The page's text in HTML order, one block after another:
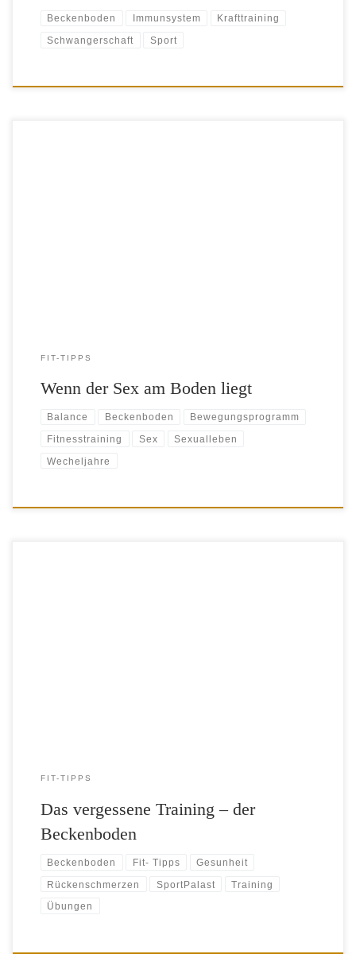
Beckenboden Immunsystem Krafttraining
Schwangerschaft Sport
FIT-TIPPS
Wenn der Sex am Boden liegt
Balance Beckenboden Bewegungsprogramm
Fitnesstraining Sex Sexualleben
Wecheljahre
FIT-TIPPS
Das vergessene Training – der
Beckenboden
Beckenboden Fit- Tipps Gesunheit
Rückenschmerzen SportPalast Training
Übungen